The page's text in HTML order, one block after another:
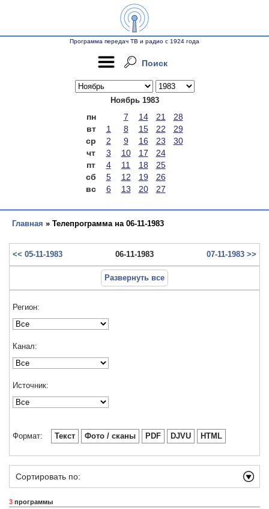
Программа передач ТВ и радио с 1924 года
Поиск
Ноябрь 1983
пн 7 14 21
28
вт
1 8 15 22
29
ср
2 9 16 23
30
чт
3 10 17
24
пт
4 11 18
25
сб
5 12 19
26
вс
6 13 20 27
Главная » Телепрограмма на 06-11-1983
<< 05-11-1983 06-11-1983 07-11-1983 >>
Развернуть все
Регион:
Канал:
Источник:
Формат: Текст Фото / сканы PDF DJVU HTML
Сортировать по:
3 программы